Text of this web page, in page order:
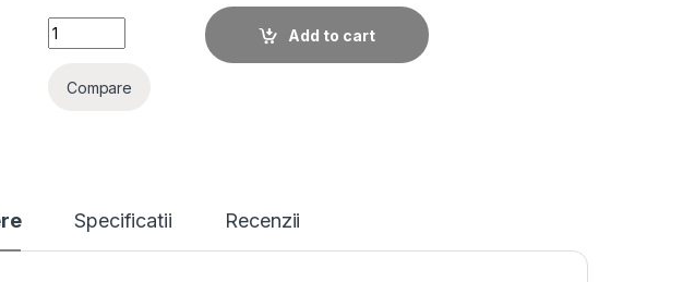
Doza jonctiune Hikvision pentru camera Dome DS-1280ZJ-DM46/BK; 302702543
Add to cart
Compare
Specificatii Recenzii